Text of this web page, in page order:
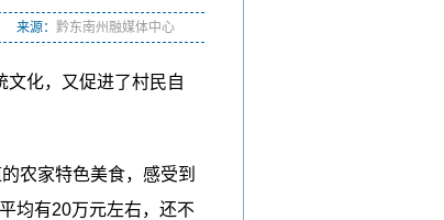
来源： 黔东南州融媒体中心
化，又促进了村民自
农家特色美食，感受到
均有20万元左右，还不